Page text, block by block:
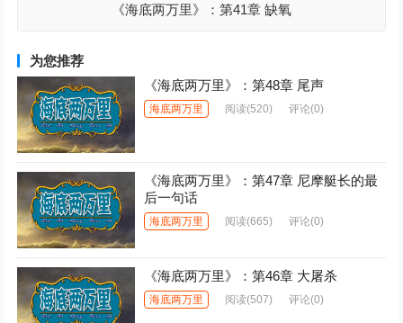
《海底两万里》：第41章 缺氧
为您推荐
《海底两万里》：第48章 尾声
海底两万里 阅读(520) 评论(0)
《海底两万里》：第47章 尼摩艇长的最
后一句话
海底两万里 阅读(665) 评论(0)
《海底两万里》：第46章 大屠杀
海底两万里 阅读(507) 评论(0)